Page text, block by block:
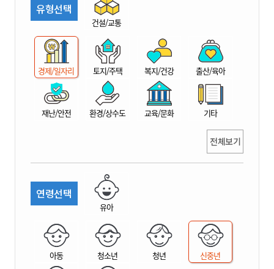
시
산
유형선택
건설/교통
경제/일자리 토지/주택 복지/건강 출산/육아
재난/안전 환경/상수도 교육/문화 기타
전체보기
연령선택
유아
아동 청소년 청년 신중년